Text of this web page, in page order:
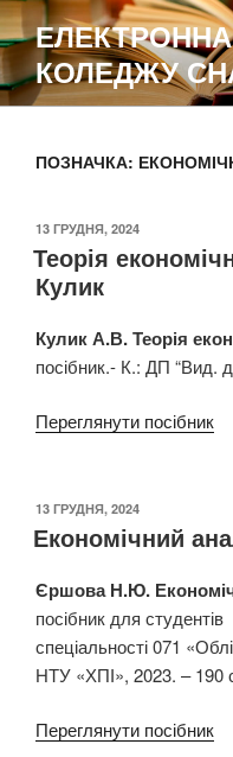
Перейти
до
вмісту
ЕЛЕКТРОННА
КОЛЕДЖУ
ПОЗНАЧКА:
ОПУБЛІКОВАНО
13 ГРУДНЯ, 2024
Теорія
Кулик
Кулик А.В. Теорія
посібник.- К.: ДП “Вид.
Переглянути посібник
ОПУБЛІКОВАНО
13 ГРУДНЯ, 2024
Економічний
Єршова Н.Ю.
посібник для студентів
спеціальності 071
НТУ «ХПІ», 2023. – 190
Переглянути посібник